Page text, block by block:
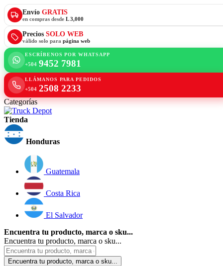
Envío GRATIS
en compras desde L 3,000
Precios SOLO WEB
válido solo para página web
ESCRÍBENOS POR WHATSAPP
+504 9452 7981
LLÁMANOS PARA PEDIDOS
+504 2508 2233
Categorías
Tienda
Honduras
Guatemala
Costa Rica
El Salvador
Encuentra tu producto, marca o sku...
Encuentra tu producto, marca o sku...
Encuentra tu producto, marca o sku...